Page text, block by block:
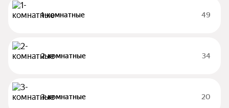
1-комнатные 49
2-комнатные 34
3-комнатные 20